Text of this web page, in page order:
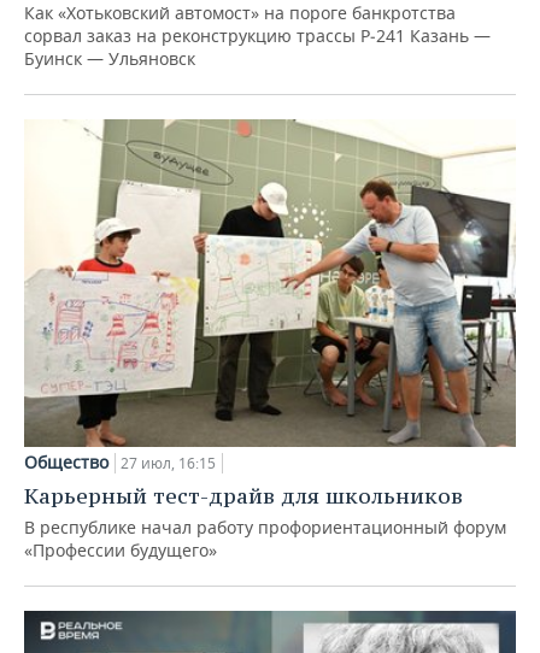
Как «Хотьковский автомост» на пороге банкротства
сорвал заказ на реконструкцию трассы Р‑241 Казань —
Буинск — Ульяновск
Общество 27 июл, 16:15
Карьерный тест-драйв для школьников
В республике начал работу профориентационный форум
«Профессии будущего»